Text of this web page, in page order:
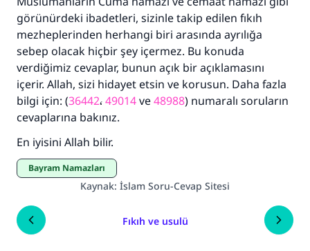
görünürdeki ibadetleri, sizinle takip edilen fıkıh
mezheplerinden herhangi biri arasında ayrılığa
sebep olacak hiçbir şey içermez. Bu konuda
verdiğimiz cevaplar, bunun açık bir açıklamasını
içerir. Allah, sizi hidayet etsin ve korusun. Daha fazla
bilgi için: (36442،49014ve48988) numaralı soruların
cevaplarına bakınız.
En iyisini Allah bilir.
Bayram Namazları
Kaynak: İslam Soru-Cevap Sitesi
Fıkıh ve usulü